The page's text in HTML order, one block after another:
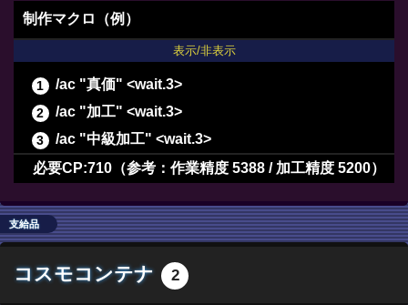
制作マクロ（例）
表示/非表示
/ac "真価" <wait.3>
/ac "加工" <wait.3>
/ac "中級加工" <wait.3>
/ac "上級加工" <wait.3>
/ac "倹約加工" <wait.3>
/ac "中級加工" <wait.3>
必要CP:710（参考：作業精度 5388 / 加工精度 5200）
支給品
コスモコンテナ 2